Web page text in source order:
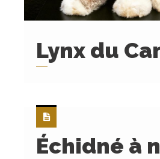
Lynx du
Échidné à nez